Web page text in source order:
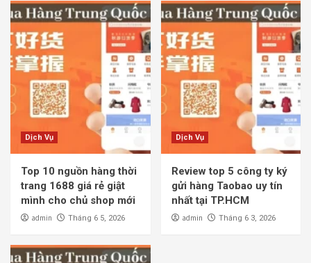
Dịch Vụ
Top 10 nguồn hàng thời
trang 1688 giá rẻ giật
mình cho chủ shop mới
admin Tháng 6 5, 2026
Dịch Vụ
Review top 5 công ty ký
gửi hàng Taobao uy tín
nhất tại TP.HCM
admin Tháng 6 3, 2026